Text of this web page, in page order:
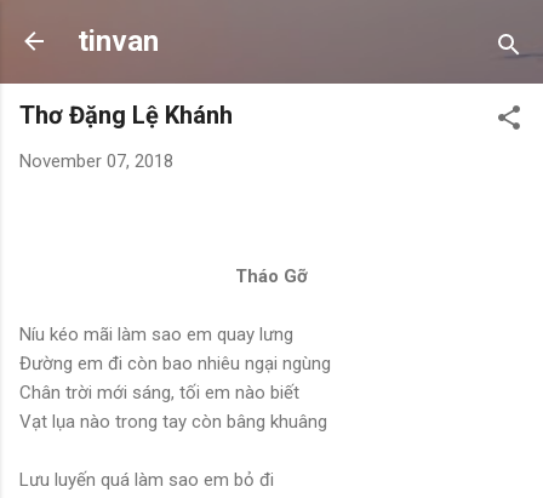
tinvan
Thơ Đặng Lệ Khánh
November 07, 2018
Tháo Gỡ
Níu kéo mãi làm sao em quay lưng
Đường em đi còn bao nhiêu ngại ngùng
Chân trời mới sáng, tối em nào biết
Vạt lụa nào trong tay còn bâng khuâng
Lưu luyến quá làm sao em bỏ đi